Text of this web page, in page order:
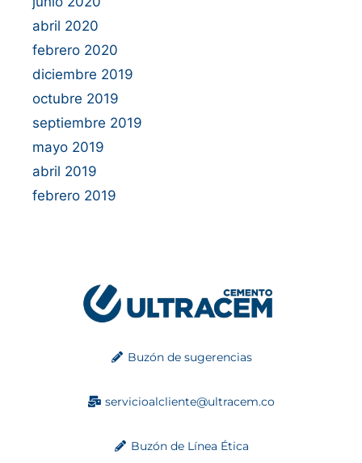
abril 2020
febrero 2020
diciembre 2019
octubre 2019
septiembre 2019
mayo 2019
abril 2019
febrero 2019
Buzón de sugerencias
servicioalcliente@ultracem.co
Buzón de Línea Ética